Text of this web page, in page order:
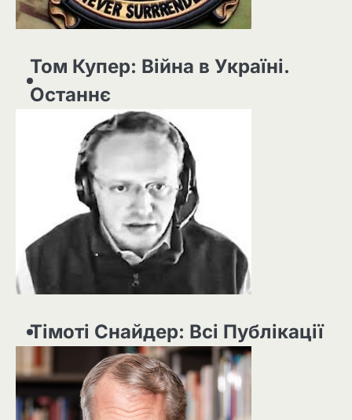
Том Купер: Війна в Україні.
Останнє
Тімоті Снайдер: Всі Публікації